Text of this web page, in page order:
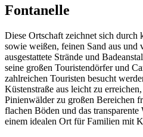
Fontanelle
Diese Ortschaft zeichnet sich durch
sowie weißen, feinen Sand aus und
ausgestattete Strände und
seine großen Touristendörfer und
zahlreichen Touristen besucht
Küstenstraße aus leicht zu
Pinienwälder zu großen Bereichen
flachen Böden und das transparente
einem idealen Ort für Familien mit